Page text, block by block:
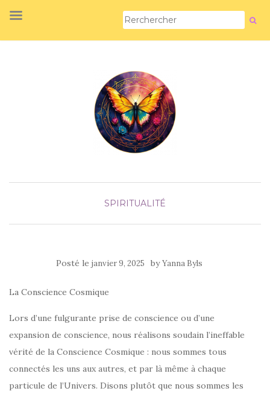
SPIRITUALITÉ
Posté le janvier 9, 2025 byYanna Byls
La Conscience Cosmique
Lors d’une fulgurante prise de conscience ou d’une
expansion de conscience, nous réalisons soudain l’ineffable
vérité de la Conscience Cosmique : nous sommes tous
connectés les uns aux autres, et par là même à chaque
particule de l’Univers. Disons plutôt que nous sommes les